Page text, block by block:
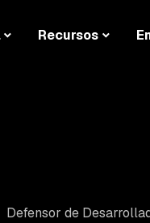
Recursos
Defensor de